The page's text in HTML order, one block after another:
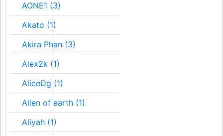
AONE1 (3)
Akato (1)
Akira Phan (3)
Alex2k (1)
AliceDg (1)
Alien of earth (1)
Aliyah (1)